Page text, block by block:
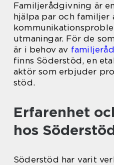
Familjerådgivning är
hjälpa par och familjer
utmaningar. För de
är i behov av
finns Söderstöd, en
aktör som erbjuder
stöd.
Erfarenhet
hos
Söderstöd har varit